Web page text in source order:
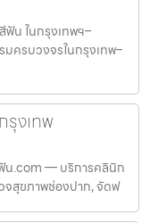
น ในกรุงเทพฯ–
รบวงจรในกรุงเทพ–
งเทพ
น.com — บริการคลินิก
สุขภาพช่องปาก, จัดฟ